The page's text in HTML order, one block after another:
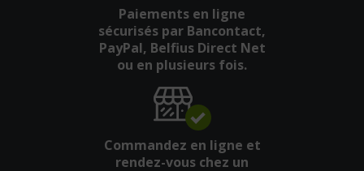
Paiements en ligne
sécurisés par Bancontact,
PayPal, Belfius Direct Net
ou en plusieurs fois.
Commandez en ligne et
rendez-vous chez un